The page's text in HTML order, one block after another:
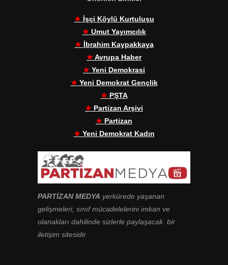
★İşçi Köylü Kurtuluşu
★Umut Yayımcılık
★İbrahim Kaypakkaya
★Avrupa Haber
★ Yeni Demokrasi
★Yeni Demokrat Gençlik
★PŞTA
★ Partizan Arşivi
★ Partizan
★Yeni Demokrat Kadın
PARTİZAN MEDYA yerkürede yaşanan
gelişmeleri, sınıf mücadelelerini imkan ve
olanakları dahilinde sizlerle paylaşacak bir
iletişim sitesidir.